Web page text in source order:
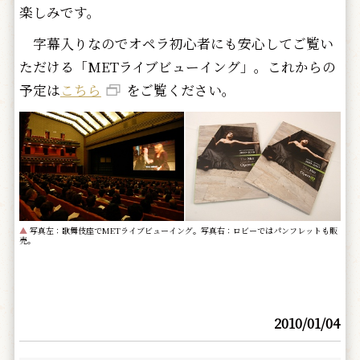
楽しみです。
字幕入りなのでオペラ初心者にも安心してご覧い
ただける「METライブビューイング」。これからの
予定はこちら をご覧ください。
▲ 写真左：歌舞伎座でMETライブビューイング。写真右：ロビーではパンフレットも販
売。
2010/01/04